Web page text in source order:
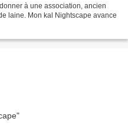
à une association, ancien
laine. Mon kal Nightscape avance